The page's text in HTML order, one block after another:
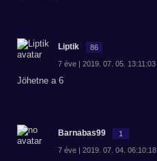
Liptik 86
7 éve | 2019. 07. 05. 13:11:03
Jöhetne a 6
Barnabas99 1
7 éve | 2019. 07. 04. 06:10:18